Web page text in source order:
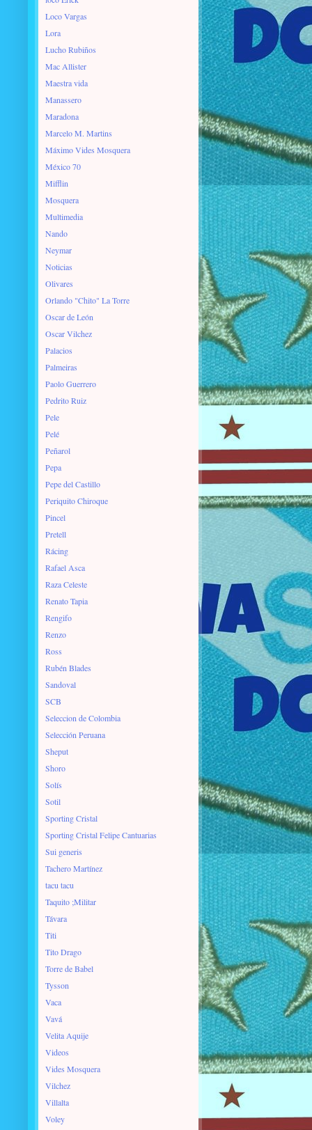
Loco Vargas
Lora
Lucho Rubiños
Mac Allister
Maestra vida
Manassero
Maradona
Marcelo M. Martins
Máximo Vides Mosquera
México 70
Mifflin
Mosquera
Multimedia
Nando
Neymar
Noticias
Olivares
Orlando "Chito" La Torre
Oscar de León
Oscar Vilchez
Palacios
Palmeiras
Paolo Guerrero
Pedrito Ruiz
Pele
Pelé
Peñarol
Pepa
Pepe del Castillo
Periquito Chiroque
Pincel
Pretell
Rácing
Rafael Asca
Raza Celeste
Renato Tapia
Rengifo
Renzo
Ross
Rubén Blades
Sandoval
SCB
Seleccion de Colombia
Selección Peruana
Sheput
Shoro
Solís
Sotil
Sporting Cristal
Sporting Cristal Felipe Cantuarias
Sui generis
Tachero Martínez
tacu tacu
Taquito ;Militar
Távara
Titi
Tito Drago
Torre de Babel
Tysson
Vaca
Vavá
Velita Aquije
Videos
Vides Mosquera
Vilchez
Villalta
Voley